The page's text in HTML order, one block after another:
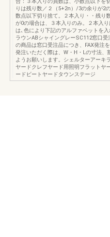
りは残り数／２（5+2n）/3の余りが2
数点以下切り捨て。２本入り・・残り
が0の場合は、３本入りのみ。２本入
は､色により下記のアルファベットを
ラウンABシャイングレーSC112窓口受
の商品は窓口受注品につき、FAX発注
発注いただく際は、W・H・Lの寸法、
ようお願いします。シェルターアーキ
ヤードクレフヤード用照明フラットヤ
ードビートヤードタウンステージ